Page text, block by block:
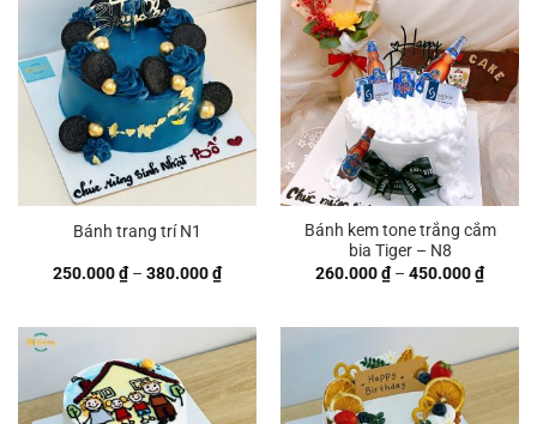
Bánh trang trí N1
250.000₫ – 380.000₫Khoảng
giá:
đến
380.000 ₫
Bánh kem tone trắng cắm
bia Tiger – N8
260.000₫ – 450.000₫
giá:
đến